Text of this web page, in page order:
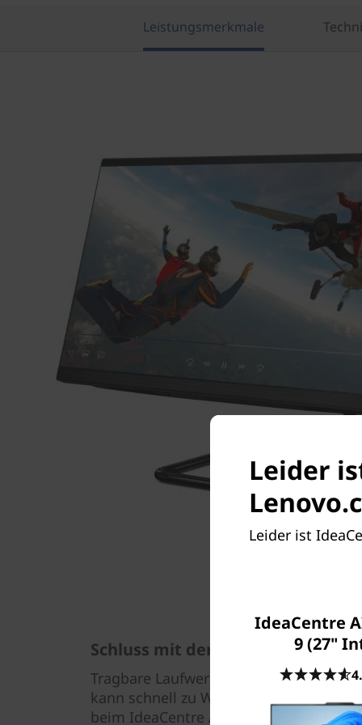
Leistungsmerkmale
Schluss mit der Unordnung!
Tragbare Laufwerke und andere
kann schnell zu Wirrwarr auf dem
beim IdeaCentre AIO 3i. Der im
Leider
Leider ist
IdeaCentre
9 (27"